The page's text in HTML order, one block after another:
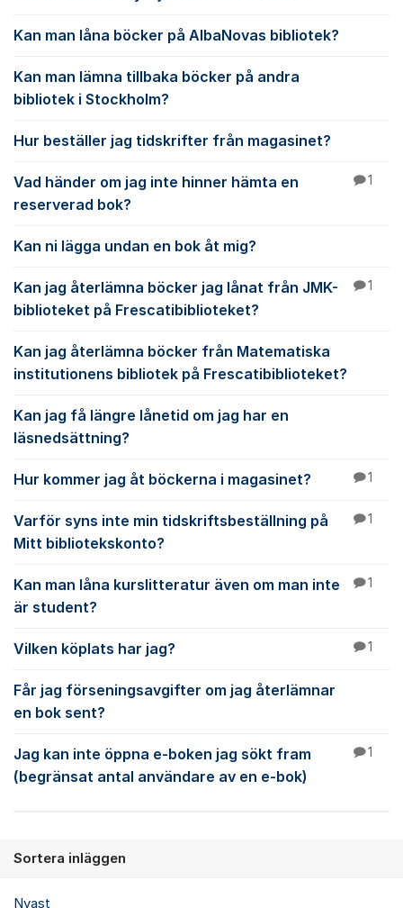
Kan man låna böcker på AlbaNovas bibliotek?
Kan man lämna tillbaka böcker på andra
bibliotek i Stockholm?
Hur beställer jag tidskrifter från magasinet?
Vad händer om jag inte hinner hämta en
reserverad bok?
1
Kan ni lägga undan en bok åt mig?
Kan jag återlämna böcker jag lånat från JMK-
biblioteket på Frescatibiblioteket?
1
Kan jag återlämna böcker från Matematiska
institutionens bibliotek på Frescatibiblioteket?
Kan jag få längre lånetid om jag har en
läsnedsättning?
Hur kommer jag åt böckerna i magasinet? 1
Varför syns inte min tidskriftsbeställning på
Mitt bibliotekskonto?
1
Kan man låna kurslitteratur även om man inte
är student?
1
Vilken köplats har jag? 1
Får jag förseningsavgifter om jag återlämnar
en bok sent?
Jag kan inte öppna e-boken jag sökt fram
(begränsat antal användare av en e-bok)
1
Sortera inläggen
Nyast